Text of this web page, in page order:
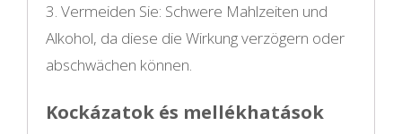
3. Vermeiden Sie: Schwere Mahlzeiten und
Alkohol, da diese die Wirkung verzögern oder
abschwächen können.
Kockázatok és mellékhatások